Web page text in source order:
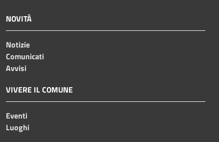
NOVITÀ
Notizie
Comunicati
Avvisi
VIVERE IL COMUNE
Eventi
Luoghi